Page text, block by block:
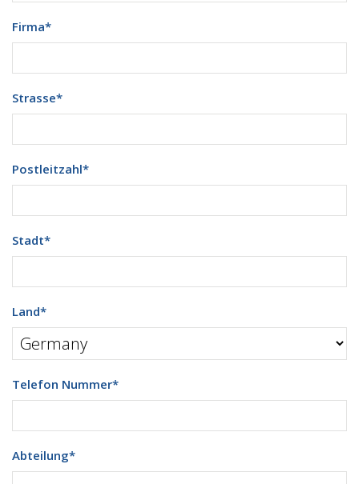
Firma*
Strasse*
Postleitzahl*
Stadt*
Land*
Telefon Nummer*
Abteilung*